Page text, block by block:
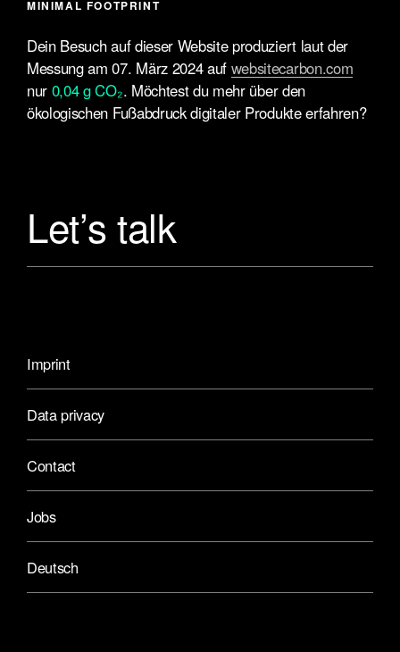
MINIMAL FOOTPRINT
Dein Besuch auf dieser Website produziert laut der
Messung am 07. März 2024 auf websitecarbon.com
nur 0,04 g CO₂. Möchtest du mehr über den
ökologischen Fußabdruck digitaler Produkte erfahren?
Let’s talk
Imprint
Data privacy
Contact
Jobs
Deutsch